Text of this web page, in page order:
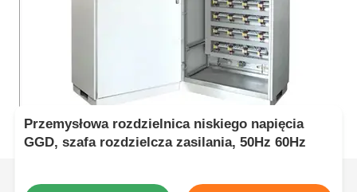
Przemysłowa rozdzielnica niskiego napięcia
GGD, szafa rozdzielcza zasilania, 50Hz 60Hz